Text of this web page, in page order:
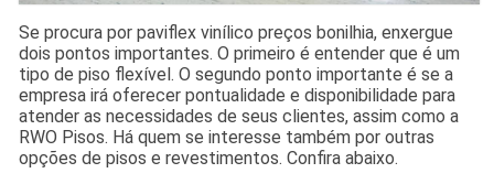
Se procura por paviflex vinílico preços bonilhia, enxergue
dois pontos importantes. O primeiro é entender que é um
tipo de piso flexível. O segundo ponto importante é se a
empresa irá oferecer pontualidade e disponibilidade para
atender as necessidades de seus clientes, assim como a
RWO Pisos. Há quem se interesse também por outras
opções de pisos e revestimentos. Confira abaixo.